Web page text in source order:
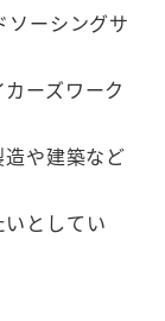
ソーシングサ
ーズワーク
や建築など
としてい